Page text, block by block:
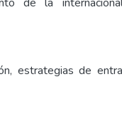
estrategias de